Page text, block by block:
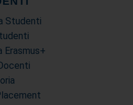
Studenti
Erasmus+